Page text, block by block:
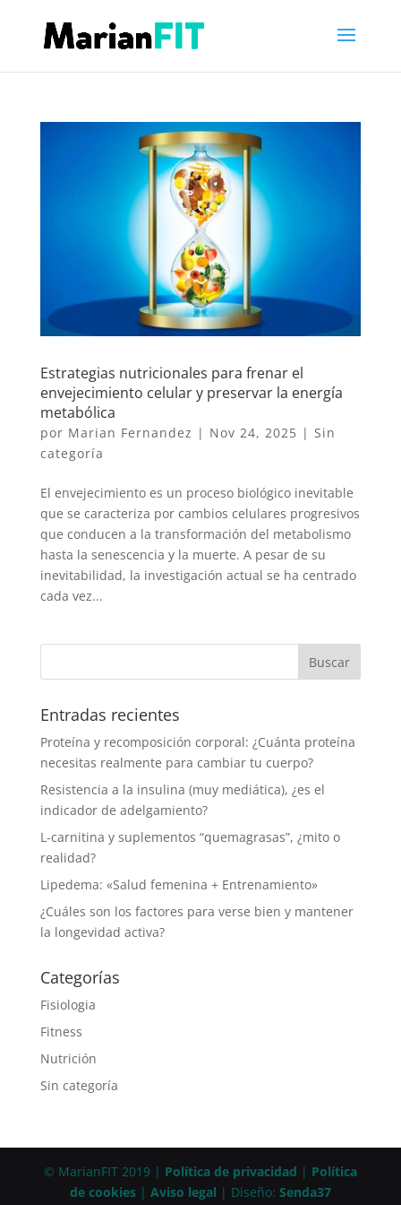
Estrategias nutricionales para frenar el
envejecimiento celular y preservar la energía
metabólica
por Marian Fernandez | Nov 24, 2025 | Sin
categoría
El envejecimiento es un proceso biológico inevitable
que se caracteriza por cambios celulares progresivos
que conducen a la transformación del metabolismo
hasta la senescencia y la muerte. A pesar de su
inevitabilidad, la investigación actual se ha centrado
cada vez...
Entradas recientes
Proteína y recomposición corporal: ¿Cuánta proteína
necesitas realmente para cambiar tu cuerpo?
Resistencia a la insulina (muy mediática), ¿es el
indicador de adelgamiento?
L-carnitina y suplementos “quemagrasas”, ¿mito o
realidad?
Lipedema: «Salud femenina + Entrenamiento»
¿Cuáles son los factores para verse bien y mantener
la longevidad activa?
Categorías
Fisiologia
Fitness
Nutrición
Sin categoría
© MarianFIT 2019 | Política de privacidad | Política
de cookies| Aviso legal | Diseño: Senda37